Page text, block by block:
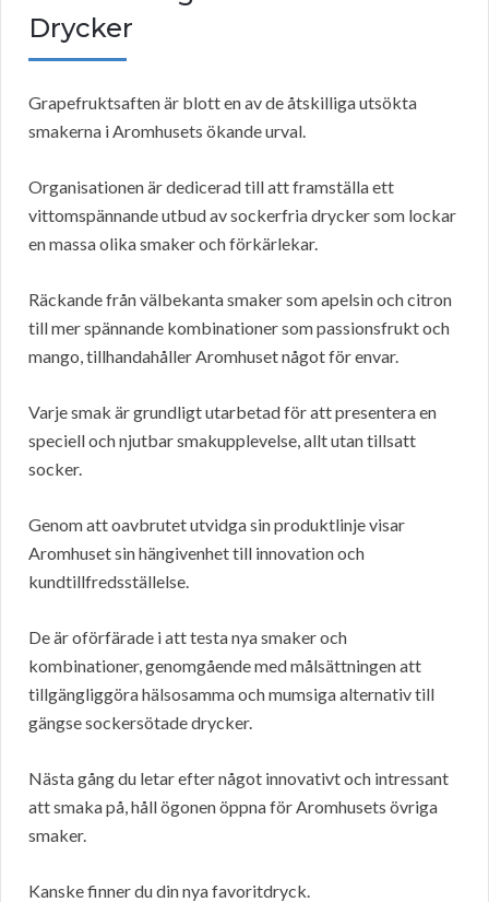
Drycker
Grapefruktsaften är blott en av de åtskilliga utsökta
smakerna i Aromhusets ökande urval.
Organisationen är dedicerad till att framställa ett
vittomspännande utbud av sockerfria drycker som lockar
en massa olika smaker och förkärlekar.
Räckande från välbekanta smaker som apelsin och citron
till mer spännande kombinationer som passionsfrukt och
mango, tillhandahåller Aromhuset något för envar.
Varje smak är grundligt utarbetad för att presentera en
speciell och njutbar smakupplevelse, allt utan tillsatt
socker.
Genom att oavbrutet utvidga sin produktlinje visar
Aromhuset sin hängivenhet till innovation och
kundtillfredsställelse.
De är oförfärade i att testa nya smaker och
kombinationer, genomgående med målsättningen att
tillgängliggöra hälsosamma och mumsiga alternativ till
gängse sockersötade drycker.
Nästa gång du letar efter något innovativt och intressant
att smaka på, håll ögonen öppna för Aromhusets övriga
smaker.
Kanske finner du din nya favoritdryck.